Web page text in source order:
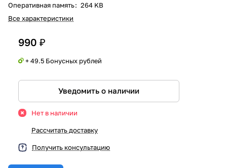
Оперативная память: 264 KB
Все характеристики
990 ₽
+ 49.5 Бонусных рублей
Уведомить о наличии
Нет в наличии
Рассчитать доставку
Получить консультацию